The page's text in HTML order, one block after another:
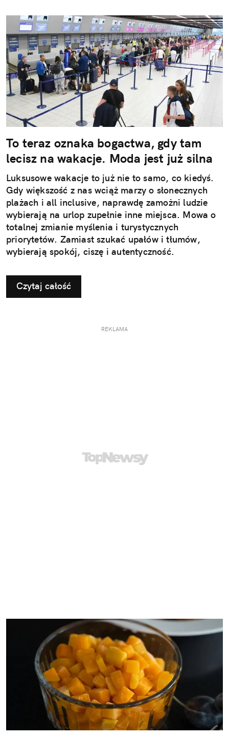
To teraz oznaka bogactwa, gdy tam
lecisz na wakacje. Moda jest już silna
Luksusowe wakacje to już nie to samo, co kiedyś.
Gdy większość z nas wciąż marzy o słonecznych
plażach i all inclusive, naprawdę zamożni ludzie
wybierają na urlop zupełnie inne miejsca. Mowa o
totalnej zmianie myślenia i turystycznych
priorytetów. Zamiast szukać upałów i tłumów,
wybierają spokój, ciszę i autentyczność.
Czytaj całość
REKLAMA